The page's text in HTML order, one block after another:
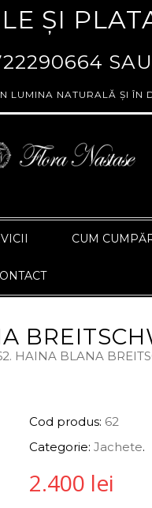
CUM
HAINA BLANA
Cod produs: 62
Categorie: Jachete.
2.400 lei
ȘI
SAU
NATURALĂ ȘI